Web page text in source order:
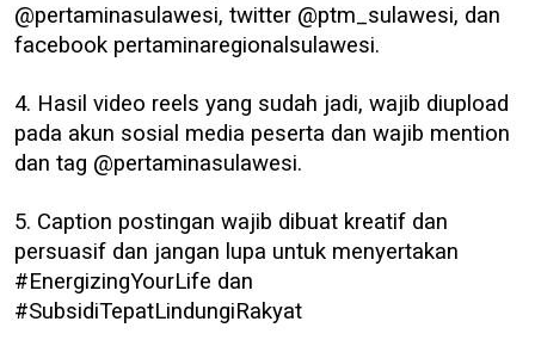
@pertaminasulawesi, twitter @ptm_sulawesi, dan
facebook pertaminaregionalsulawesi.
4. Hasil video reels yang sudah jadi, wajib diupload
pada akun sosial media peserta dan wajib mention
dan tag @pertaminasulawesi.
5. Caption postingan wajib dibuat kreatif dan
persuasif dan jangan lupa untuk menyertakan
#EnergizingYourLife dan
#SubsidiTepatLindungiRakyat